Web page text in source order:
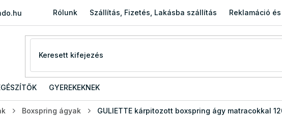
Rólunk Szállítás, Fizetés, Lakásba szállítás Reklamáció
GYEREKEKNEK
Boxspring ágyak GULIETTE kárpitozott boxspring ágy matracokkal